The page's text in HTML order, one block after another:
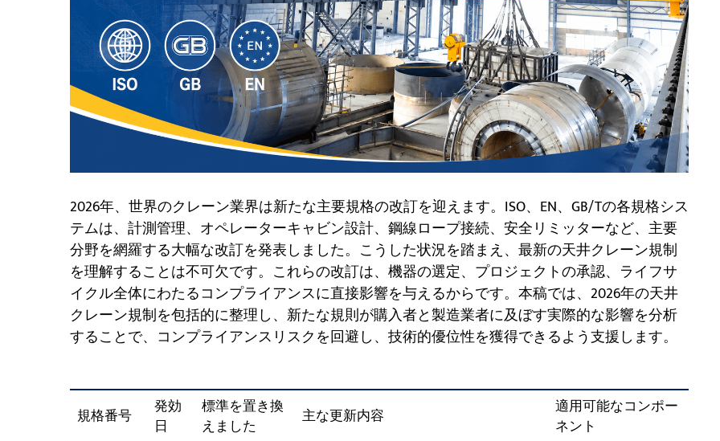
2026年、世界のクレーン業界は新たな主要規格の改訂を迎えます。ISO、EN、GB/Tの各規格シス
テムは、計測管理、オペレーターキャビン設計、鋼線ロープ接続、安全リミッターなど、主要
分野を網羅する大幅な改訂を発表しました。こうした状況を踏まえ、最新の天井クレーン規制
を理解することは不可欠です。これらの改訂は、機器の選定、プロジェクトの承認、ライフサ
イクル全体にわたるコンプライアンスに直接影響を与えるからです。本稿では、2026年の天井
クレーン規制を包括的に整理し、新たな規則が購入者と製造業者に及ぼす実際的な影響を分析
することで、コンプライアンスリスクを回避し、技術的優位性を獲得できるよう支援します。
規格番号
発効
日
標準を置き換
えました
主な更新内容
適用可能なコンポー
ネント